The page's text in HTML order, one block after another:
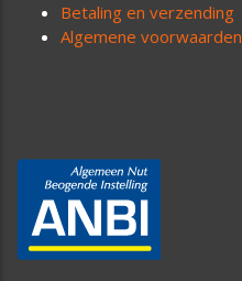
Betaling en verzending
Algemene voorwaarden